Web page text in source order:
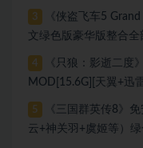
3
《侠盗飞车5
文绿色版豪华版整合全
4
《只狼：影逝二度
MOD[15.6G][天翼+迅
5
《三国群英传8》
云+神关羽+虞姬等）